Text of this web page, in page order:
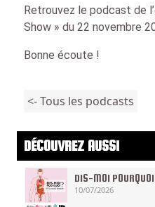
Retrouvez le podcast de
Show » du 22 novembre
Bonne écoute !
<- Tous les podcasts
DÉCOUVREZ AUSSI
DIS-MOI
10/07/2026